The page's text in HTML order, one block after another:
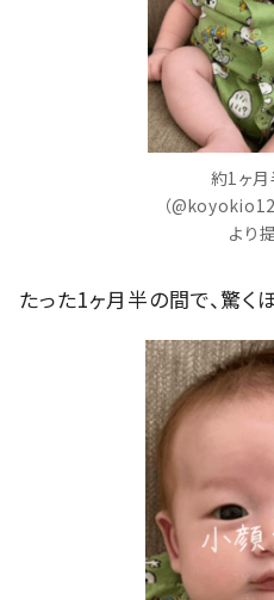
約1ヶ
（
より
たった1ヶ月半の間で、驚く